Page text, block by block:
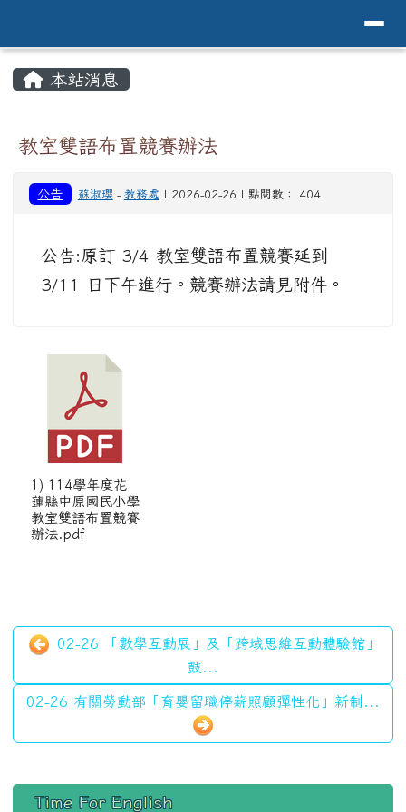
花蓮縣花蓮市中原國小全球資訊
本站消息
教室雙語布置競賽辦法
公告 蘇淑瓔- 教務處 | 2026-02-26 | 點閱數： 404
公告:原訂 3/4 教室雙語布置競賽延到
3/11 日下午進行。競賽辦法請見附件。
1) 114學年度花
蓮縣中原國民小學
教室雙語布置競賽
辦法.pdf
02-26 「數學互動展」及「跨域思維互動體驗館」
鼓...
02-26 有關勞動部「育嬰留職停薪照顧彈性化」新制...
左邊區域內容
Time For English